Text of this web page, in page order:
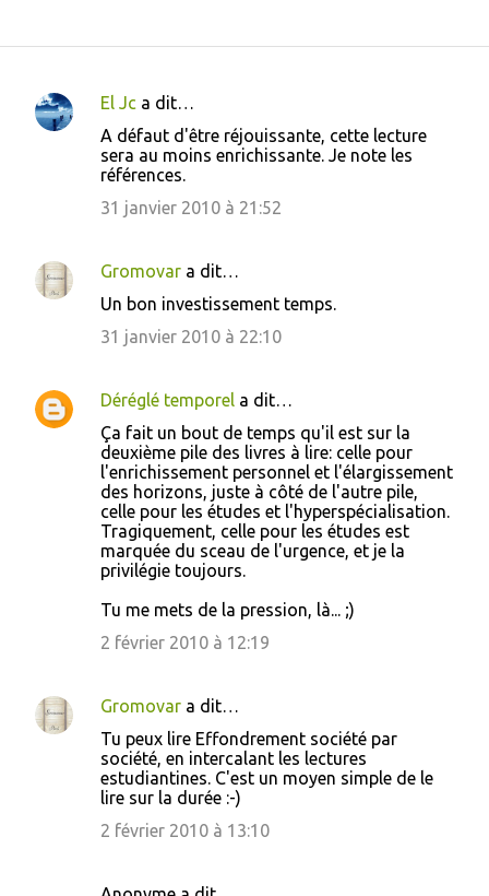
C
n
t
r
e
El Jc a dit…
A défaut d'être réjouissante, cette lecture
sera au moins enrichissante. Je note les
références.
31 janvier 2010 à 21:52
Gromovar a dit…
Un bon investissement temps.
31 janvier 2010 à 22:10
Déréglé temporel a dit…
Ça fait un bout de temps qu'il est sur la
deuxième pile des livres à lire: celle pour
l'enrichissement personnel et l'élargissement
des horizons, juste à côté de l'autre pile,
celle pour les études et l'hyperspécialisation.
Tragiquement, celle pour les études est
marquée du sceau de l'urgence, et je la
privilégie toujours.
Tu me mets de la pression, là... ;)
2 février 2010 à 12:19
Gromovar a dit…
Tu peux lire Effondrement société par
société, en intercalant les lectures
estudiantines. C'est un moyen simple de le
lire sur la durée :-)
2 février 2010 à 13:10